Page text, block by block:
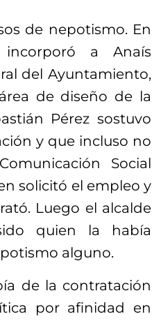
de nepotismo. En
a Anaís
del Ayuntamiento,
de diseño de la
Pérez sostuvo
y que incluso no
Social
solicitó el empleo y
Luego el alcalde
quien la había
alguno.
de la contratación
por afinidad en